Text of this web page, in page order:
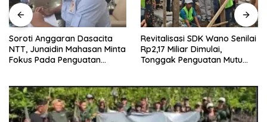
Soroti Anggaran Dasacita
NTT, Junaidin Mahasan Minta
Fokus Pada Penguatan
Revitalisasi SDK Wano Senilai
Rp2,17 Miliar Dimulai,
Tonggak Penguatan Mutu